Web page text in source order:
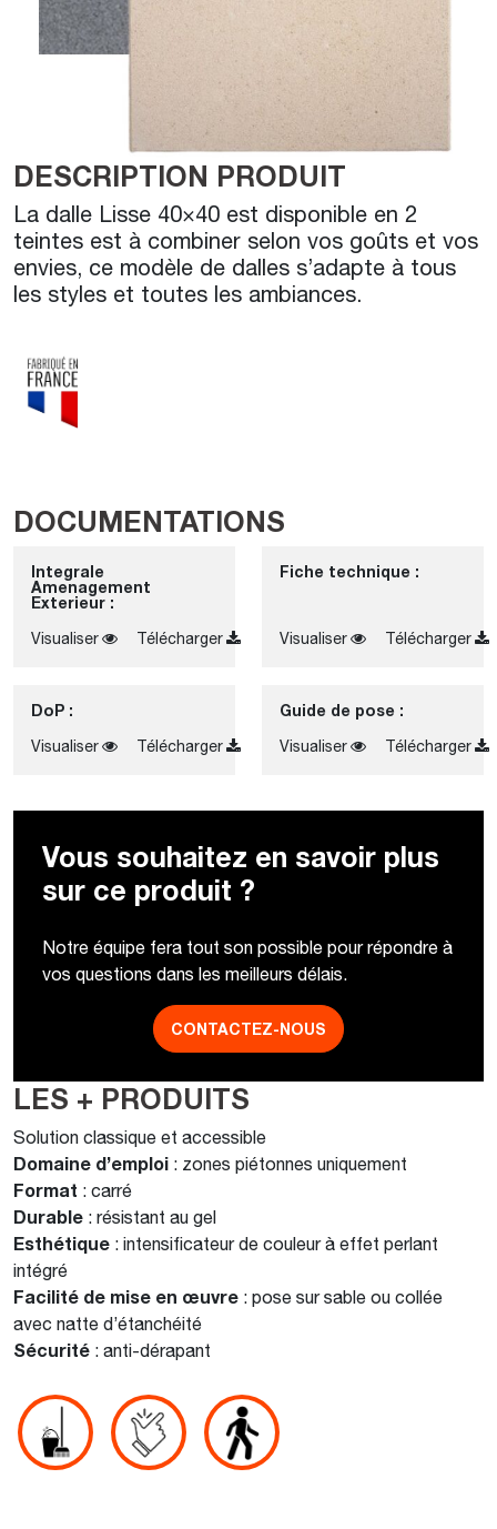
DESCRIPTION PRODUIT
La dalle Lisse 40×40 est disponible en 2
teintes est à combiner selon vos goûts et vos
envies, ce modèle de dalles s’adapte à tous
les styles et toutes les ambiances.
DOCUMENTATIONS
Integrale
Amenagement
Exterieur :
Visualiser
Télécharger
Fiche technique :
Visualiser Télécharger
DoP :
Visualiser
Télécharger
Guide de pose :
Visualiser
Télécharger
Vous souhaitez en savoir plus
sur ce produit ?
Notre équipe fera tout son possible pour répondre à
vos questions dans les meilleurs délais.
CONTACTEZ-NOUS
LES + PRODUITS
Solution classique et accessible
Domaine d’emploi : zones piétonnes uniquement
Format : carré
Durable : résistant au gel
Esthétique : intensificateur de couleur à effet perlant
intégré
Facilité de mise en œuvre : pose sur sable ou collée
avec natte d’étanchéité
Sécurité : anti-dérapant